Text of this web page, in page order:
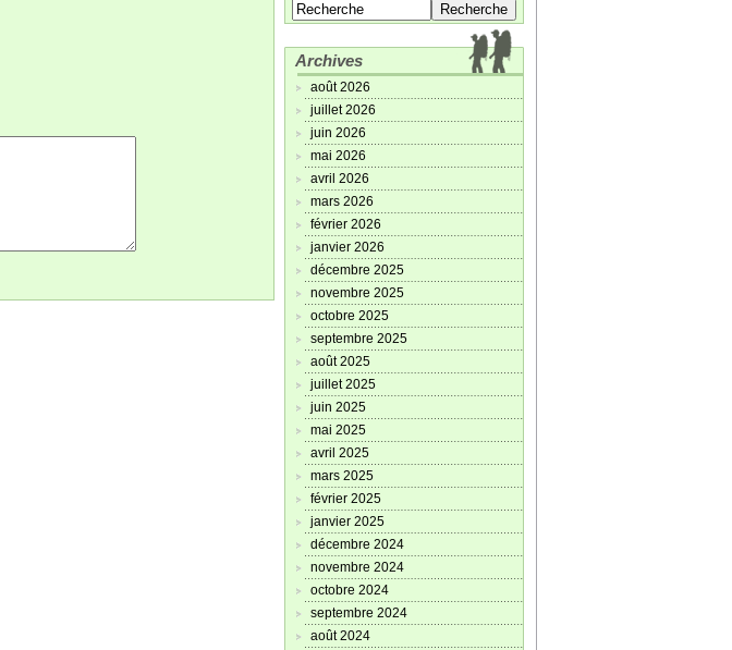
Archives
août 2026
juillet 2026
juin 2026
mai 2026
avril 2026
mars 2026
février 2026
janvier 2026
décembre 2025
novembre 2025
octobre 2025
septembre 2025
août 2025
juillet 2025
juin 2025
mai 2025
avril 2025
mars 2025
février 2025
janvier 2025
décembre 2024
novembre 2024
octobre 2024
septembre 2024
août 2024